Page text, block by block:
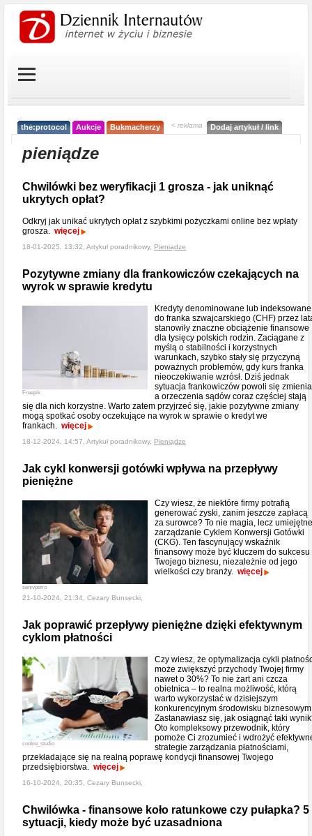
the:protocol Aukcje Bukmacherzy < reklama Dodaj artykuł / link
pieniądze
Chwilówki bez weryfikacji 1 grosza - jak uniknąć
ukrytych opłat?
Odkryj jak unikać ukrytych opłat z szybkimi pożyczkami online bez wpłaty
grosza. więcej
18-01-2025, 13:32, Artykuł poradnikowy, Pieniądze
Pozytywne zmiany dla frankowiczów czekających na
wyrok w sprawie kredytu
Freepik
Kredyty denominowane lub indeksowane
do franka szwajcarskiego (CHF) przez
stanowiły znaczne obciążenie finansowe
dla tysięcy polskich rodzin. Zaciągane z
myślą o stabilności i korzystnych
warunkach, szybko stały się przyczyną
poważnych problemów, gdy kurs franka
nieoczekiwanie wzrósł. Dziś jednak
sytuacja frankowiczów powoli się
a orzeczenia sądów coraz częściej stają
się dla nich korzystne. Warto zatem przyjrzeć się, jakie pozytywne zmiany
mogą spotkać osoby oczekujące na wyrok w sprawie o kredyt we
frankach. więcej
18-12-2024, 14:57, Artykuł poradnikowy, Pieniądze
Jak cykl konwersji gotówki wpływa na przepływy
pieniężne
senivpetro
Czy wiesz, że niektóre firmy potrafią
generować zyski, zanim jeszcze zapłacą
za surowce? To nie magia, lecz umiejętne
zarządzanie Cyklem Konwersji Gotówki
(CKG). Ten fascynujący wskaźnik
finansowy może być kluczem do sukcesu
Twojego biznesu, niezależnie od jego
wielkości czy branży. więcej
21-10-2024, 21:34, Cezary Bunsecki,
Jak poprawić przepływy pieniężne dzięki efektywnym
cyklom płatności
cookie_studio
Czy wiesz, że optymalizacja cykli
może zwiększyć przychody Twojej firmy
nawet o 30%? To nie żart ani czcza
obietnica – to realna możliwość, którą
warto wykorzystać w dzisiejszym
konkurencyjnym środowisku
Zastanawiasz się, jak osiągnąć taki
Oto kompleksowy przewodnik, który
pomoże Ci zrozumieć i wdrożyć
strategie zarządzania płatnościami,
przekładające się na realną poprawę kondycji finansowej Twojego
przedsiębiorstwa. więcej
16-10-2024, 20:35, Cezary Bunsecki,
Chwilówka - finansowe koło ratunkowe czy pułapka? 5
sytuacji, kiedy może być uzasadniona